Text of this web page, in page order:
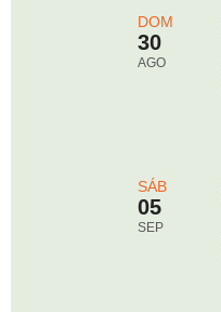
DOM
30
AGO
SÁB
05
SEP